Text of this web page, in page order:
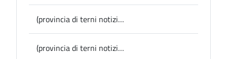
(provincia di terni notizie) Montecchio, il Sindaco Gori interviene sul trasporto scolastico a Melezzole
(provincia di terni notizie) Parrano, la confraternita della Misericordia dona un defibrillatore al Comune